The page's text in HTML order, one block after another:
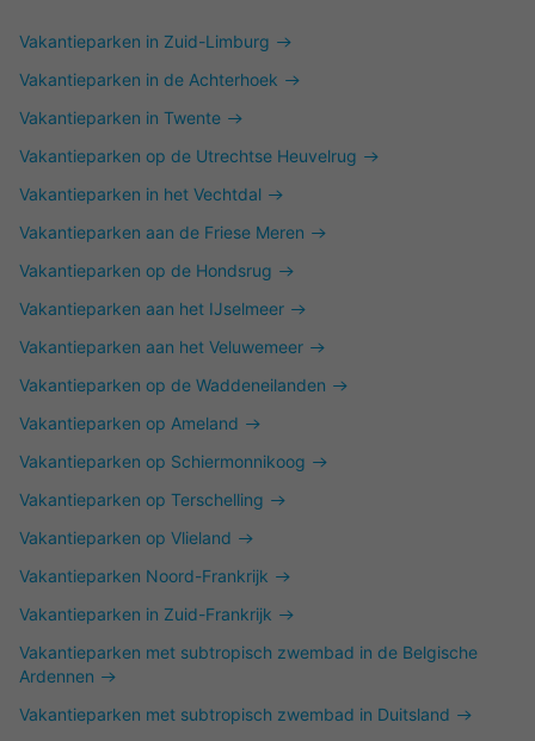
Vakantieparken in Zuid-Limburg
Vakantieparken in de Achterhoek
Vakantieparken in Twente
Vakantieparken op de Utrechtse Heuvelrug
Vakantieparken in het Vechtdal
Vakantieparken aan de Friese Meren
Vakantieparken op de Hondsrug
Vakantieparken aan het IJselmeer
Vakantieparken aan het Veluwemeer
Vakantieparken op de Waddeneilanden
Vakantieparken op Ameland
Vakantieparken op Schiermonnikoog
Vakantieparken op Terschelling
Vakantieparken op Vlieland
Vakantieparken Noord-Frankrijk
Vakantieparken in Zuid-Frankrijk
Vakantieparken met subtropisch zwembad in de Belgische
Ardennen
Vakantieparken met subtropisch zwembad in Duitsland